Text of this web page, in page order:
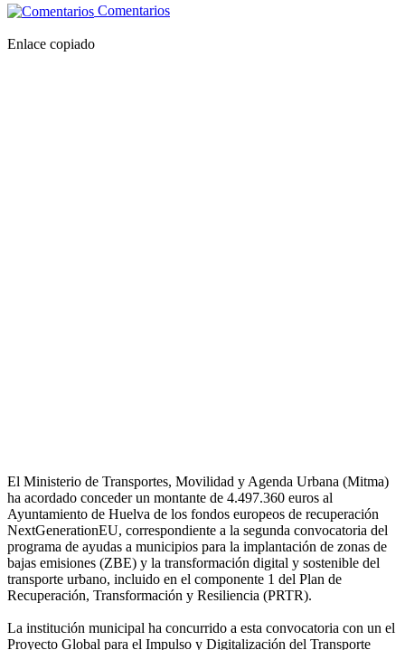
Comentarios
Enlace copiado
El Ministerio de Transportes, Movilidad y Agenda Urbana (Mitma)
ha acordado conceder un montante de 4.497.360 euros al
Ayuntamiento de Huelva de los fondos europeos de recuperación
NextGenerationEU, correspondiente a la segunda convocatoria del
programa de ayudas a municipios para la implantación de zonas de
bajas emisiones (ZBE) y la transformación digital y sostenible del
transporte urbano, incluido en el componente 1 del Plan de
Recuperación, Transformación y Resiliencia (PRTR).
La institución municipal ha concurrido a esta convocatoria con un el
Proyecto Global para el Impulso y Digitalización del Transporte